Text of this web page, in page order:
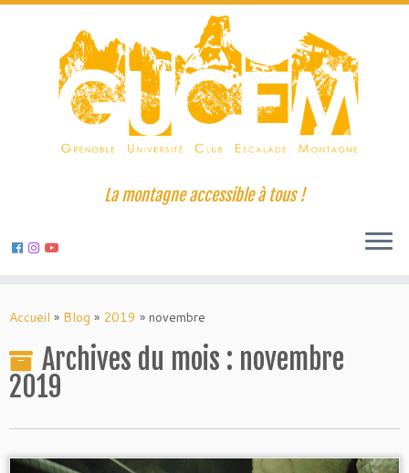
to
La montagne accessible à tous !
Accueil » Blog » 2019 » novembre
Archives du mois : novembre
2019